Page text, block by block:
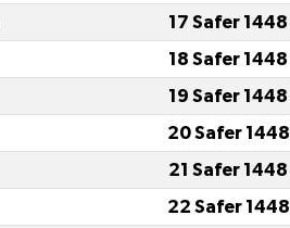
17 Safer 1448
18 Safer 1448
19 Safer 1448
20 Safer 1448
21 Safer 1448
22 Safer 1448